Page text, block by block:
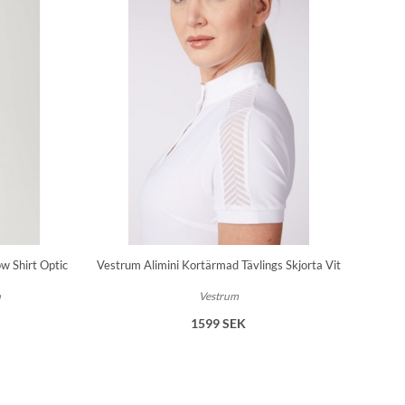
Shirt Optic Vestrum Alimini Kortärmad Tävlings Skjorta Vit
Vestrum
1599 SEK